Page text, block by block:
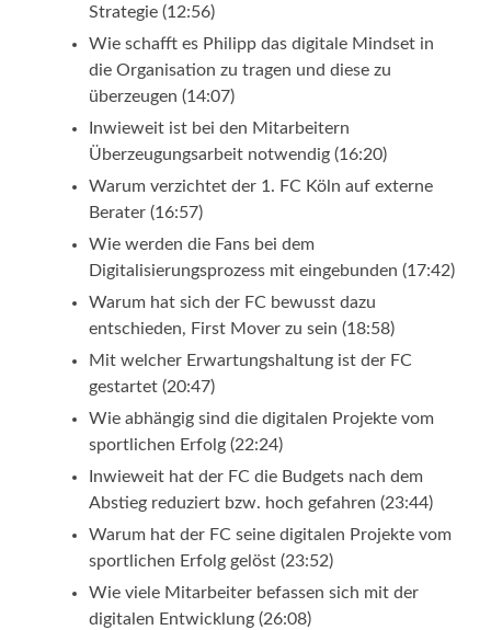
Strategie (12:56)
Wie schafft es Philipp das digitale Mindset in
die Organisation zu tragen und diese zu
überzeugen (14:07)
Inwieweit ist bei den Mitarbeitern
Überzeugungsarbeit notwendig (16:20)
Warum verzichtet der 1. FC Köln auf externe
Berater (16:57)
Wie werden die Fans bei dem
Digitalisierungsprozess mit eingebunden (17:42)
Warum hat sich der FC bewusst dazu
entschieden, First Mover zu sein (18:58)
Mit welcher Erwartungshaltung ist der FC
gestartet (20:47)
Wie abhängig sind die digitalen Projekte vom
sportlichen Erfolg (22:24)
Inwieweit hat der FC die Budgets nach dem
Abstieg reduziert bzw. hoch gefahren (23:44)
Warum hat der FC seine digitalen Projekte vom
sportlichen Erfolg gelöst (23:52)
Wie viele Mitarbeiter befassen sich mit der
digitalen Entwicklung (26:08)